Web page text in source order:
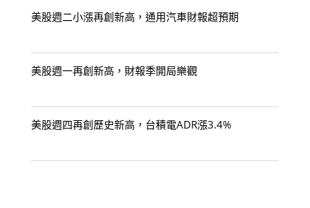
美股週二小漲再創新高，通用汽車財報超預期
美股週一再創新高，財報季開局樂觀
美股週四再創歷史新高，台積電ADR漲3.4%